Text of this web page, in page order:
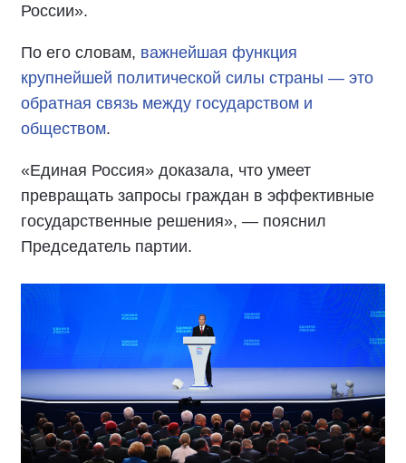
России».
По его словам, важнейшая функция
крупнейшей политической силы страны — это
обратная связь между государством и
обществом.
«Единая Россия» доказала, что умеет
превращать запросы граждан в эффективные
государственные решения», — пояснил
Председатель партии.